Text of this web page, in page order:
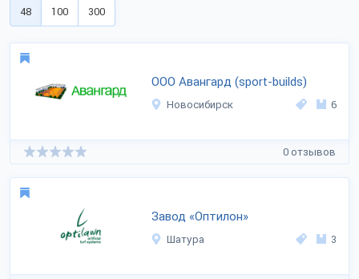
48 100 300
ООО Авангард (sport-builds)
Новосибирск 6
0 отзывов
Завод «Оптилон»
Шатура 3